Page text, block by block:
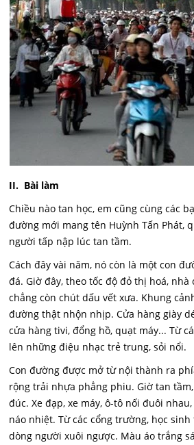
II. Bài làm
Chiều nào tan học, em cũng cùng các
đường mới mang tên Huỳnh Tấn Phát,
người tấp nập lúc tan tầm.
Cách đây vài năm, nó còn là một con
đá. Giờ đây, theo tốc độ đỏ thị hoá, nhà
chẳng còn chút dấu vết xưa. Khung
đường thật nhộn nhịp. Cửa hàng giày
cửa hàng tivi, đổng hồ, quạt máy... Từ
lên những điệu nhạc trẻ trung, sỏi nổi.
Con đường được mở từ nội thành ra
rộng trải nhựa phẳng phiu. Giờ tan
đúc. Xe đạp, xe máy, ô-tô nối đuôi
náo nhiệt. Từ các cổng trường, học
dòng người xuôi ngược. Màu áo trắng